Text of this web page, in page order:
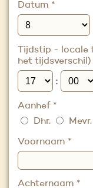
Datum *
Tijdstip - locale
het tijdsverschil)
:
Aanhef *
Dhr.
Mevr.
Voornaam *
Achternaam *